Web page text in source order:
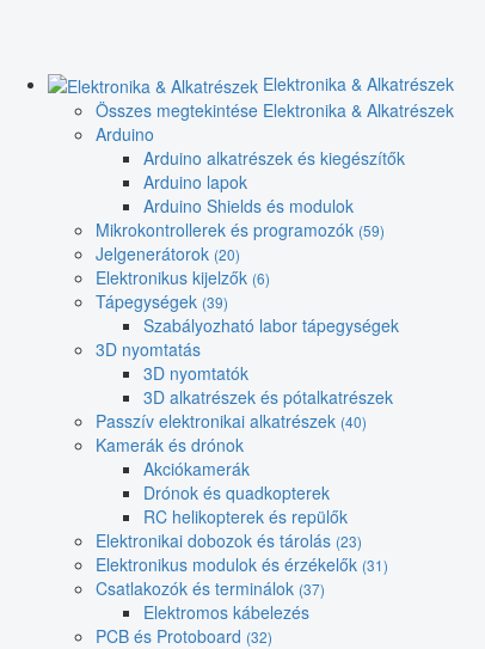
Elektronika & Alkatrészek
Összes megtekintése Elektronika & Alkatrészek
Arduino
Arduino alkatrészek és kiegészítők
Arduino lapok
Arduino Shields és modulok
Mikrokontrollerek és programozók (59)
Jelgenerátorok (20)
Elektronikus kijelzők (6)
Tápegységek (39)
Szabályozható labor tápegységek
3D nyomtatás
3D nyomtatók
3D alkatrészek és pótalkatrészek
Passzív elektronikai alkatrészek (40)
Kamerák és drónok
Akciókamerák
Drónok és quadkopterek
RC helikopterek és repülők
Elektronikai dobozok és tárolás (23)
Elektronikus modulok és érzékelők (31)
Csatlakozók és terminálok (37)
Elektromos kábelezés
PCB és Protoboard (32)